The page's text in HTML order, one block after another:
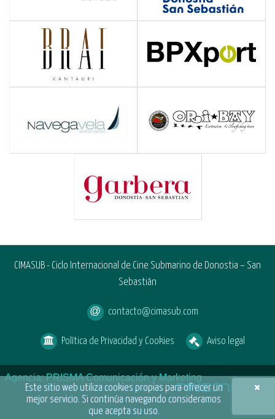
×
Este sitio web utiliza cookies propias para ofrecer un
mejor servicio. Si continúa navegando consideramos
que acepta su uso.
CIMASUB - Ciclo Internacional de Cine Submarino de Donostia – San
Sebastián
contacto@cimasub.com
Política de Privacidad y Cookies Aviso legal
Agencia: PRISMA Comunicación y Marketing